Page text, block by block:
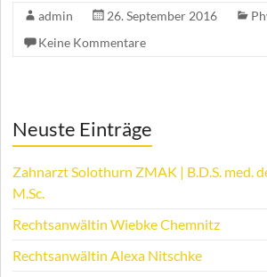
admin 26. September 2016
Keine Kommentare
Neuste Einträge
Zahnarzt Solothurn ZMAK | B.D.S. med.
M.Sc.
Rechtsanwältin Wiebke Chemnitz
Rechtsanwältin Alexa Nitschke